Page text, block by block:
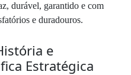
durável, garantido e com
e duradouros.
e
Estratégica